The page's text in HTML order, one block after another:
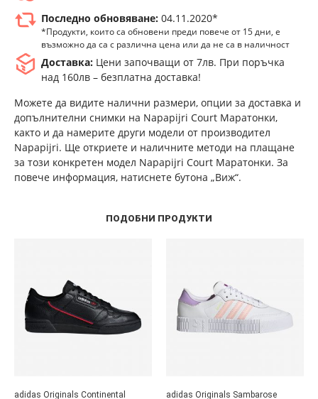
Последно обновяване: 04.11.2020*
*Продукти, които са обновени преди повече от 15 дни, е
възможно да са с различна цена или да не са в наличност
Доставка: Цени започващи от 7лв. При поръчка
над 160лв – безплатна доставка!
Можете да видите налични размери, опции за доставка и
допълнителни снимки на Napapijri Court Маратонки,
както и да намерите други модели от производител
Napapijri. Ще откриете и наличните методи на плащане
за този конкретен модел Napapijri Court Маратонки. За
повече информация, натиснете бутона „Виж“.
ПОДОБНИ ПРОДУКТИ
adidas Originals Continental adidas Originals Sambarose